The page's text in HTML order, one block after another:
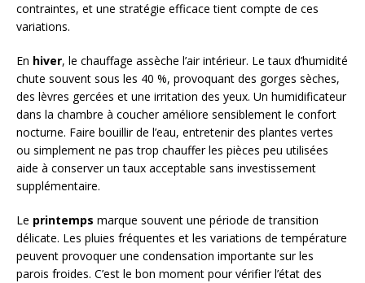
contraintes, et une stratégie efficace tient compte de ces
variations.
En hiver, le chauffage assèche l’air intérieur. Le taux d’humidité
chute souvent sous les 40 %, provoquant des gorges sèches,
des lèvres gercées et une irritation des yeux. Un humidificateur
dans la chambre à coucher améliore sensiblement le confort
nocturne. Faire bouillir de l’eau, entretenir des plantes vertes
ou simplement ne pas trop chauffer les pièces peu utilisées
aide à conserver un taux acceptable sans investissement
supplémentaire.
Le printemps marque souvent une période de transition
délicate. Les pluies fréquentes et les variations de température
peuvent provoquer une condensation importante sur les
parois froides. C’est le bon moment pour vérifier l’état des